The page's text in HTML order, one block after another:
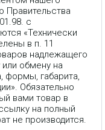
Правительства
с
«Технически
в п. 11
надлежащего
обмену на
формы, габарита,
Обязательно
вами товар в
на полный
не производится.